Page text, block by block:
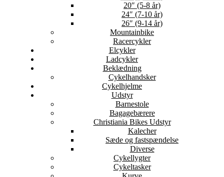
20″ (5-8 år)
24″ (7-10 år)
26″ (9-14 år)
Mountainbike
Racercykler
Elcykler
Ladcykler
Beklædning
Cykelhandsker
Cykelhjelme
Udstyr
Barnestole
Bagagebærere
Christiania Bikes Udstyr
Kalecher
Sæde og fastspændelse
Diverse
Cykellygter
Cykeltasker